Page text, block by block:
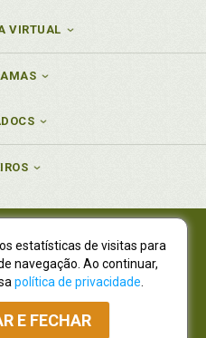
VIRTUAL
77.535.508/0001-19
01.701.561/0001-80
7665, São Lourenço |
- CEP 82210-310
Atacado: (41) 4009-3939
estatísticas de visitas para
navegação. Ao continuar,
política de privacidade
E FECHAR